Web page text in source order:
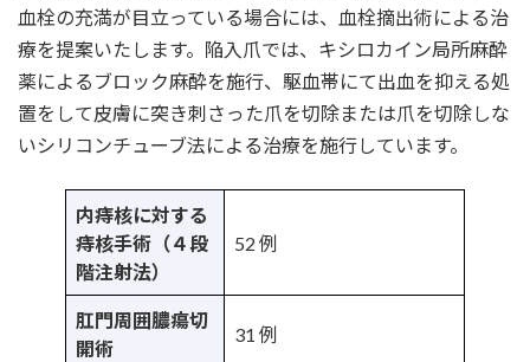
血栓の充満が目立っている場合には、血栓摘出術による治
療を提案いたします。陥入爪では、キシロカイン局所麻酔
薬によるブロック麻酔を施行、駆血帯にて出血を抑える処
置をして皮膚に突き刺さった爪を切除または爪を切除しな
いシリコンチューブ法による治療を施行しています。
内痔核に対する
痔核手術（４段
階注射法）
52 例
肛門周囲膿瘍切
開術
31 例